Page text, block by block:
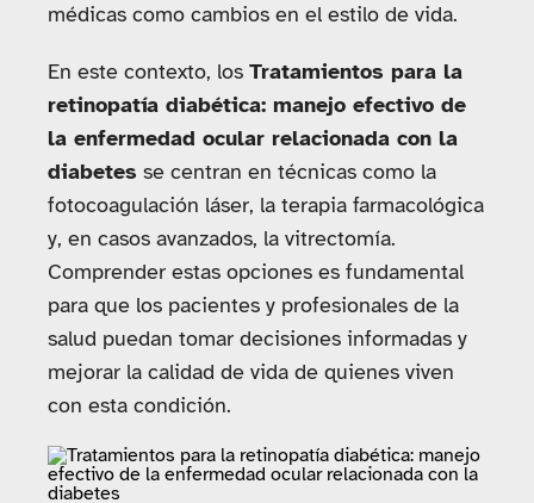
médicas como cambios en el estilo de vida.
En este contexto, los Tratamientos para la
retinopatía diabética: manejo efectivo de
la enfermedad ocular relacionada con la
diabetes se centran en técnicas como la
fotocoagulación láser, la terapia farmacológica
y, en casos avanzados, la vitrectomía.
Comprender estas opciones es fundamental
para que los pacientes y profesionales de la
salud puedan tomar decisiones informadas y
mejorar la calidad de vida de quienes viven
con esta condición.